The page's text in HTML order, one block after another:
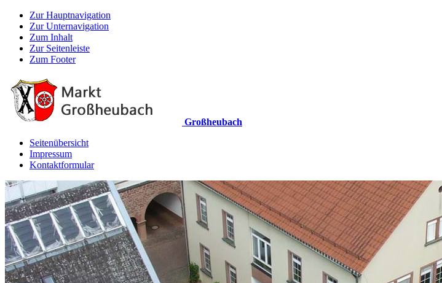
Zur Hauptnavigation
Zur Unternavigation
Zum Inhalt
Zur Seitenleiste
Zum Footer
Großheubach
Seitenübersicht
Impressum
Kontaktformular